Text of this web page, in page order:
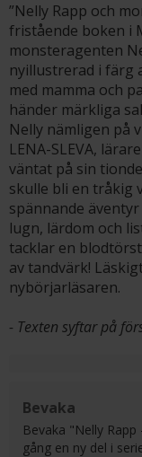
”Nelly Rapp och
fristående boken i
monsteragenten
nyillustrerad i färg
med mamma och
händer märkliga
Nelly nämligen på
LENA-SLEVA,
väntat på sin
skulle bli en tråkig
spännande
lugn, lärdom och
tacklar en
av tandvärk!
nybörjarläsaren.
- Texten syftar på
Bevaka
Bevaka "Nelly
gång en ny del i